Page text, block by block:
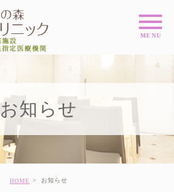
お知らせ
HOME お知らせ